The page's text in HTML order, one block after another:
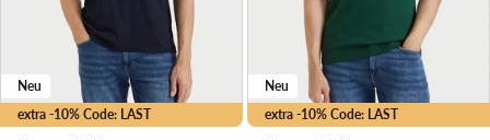
extra -10% Code: LAST
Neu
extra -10% Code: LAST
Neu